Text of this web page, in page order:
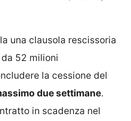
una clausola rescissoria
52 milioni
la cessione del
due settimane.
in scadenza nel